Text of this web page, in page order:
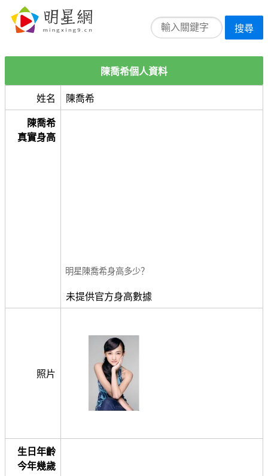
搜尋
陳喬希個人資料
姓名 陳喬希
陳喬希
真實身高
明星陳喬希身高多少？
未提供官方身高數據
照片
生日年齡
今年幾歲